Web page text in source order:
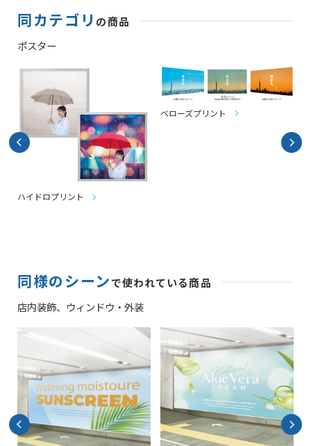
同カテゴリ の商品
ポスター
ハイドロプリント
べローズプリント
同様のシーンで使われている商品
店内装飾、 ウィンドウ・外装